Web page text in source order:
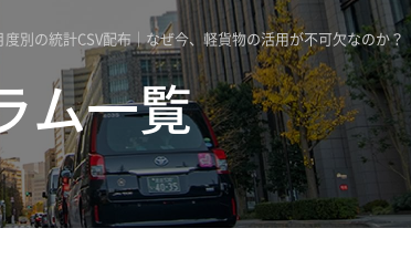
ム一覧
別の統計CSV配布｜なぜ今、軽貨物の活用が不可欠なのか？